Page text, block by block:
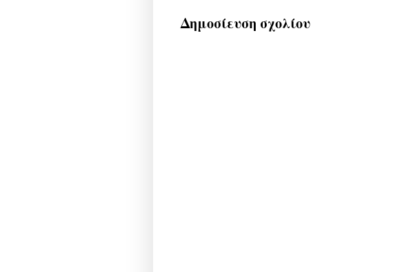
Δημοσίευση σχολίου